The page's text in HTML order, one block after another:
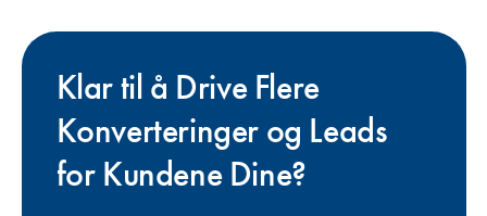
Klar til å Drive Flere
Konverteringer og Leads
for Kundene Dine?